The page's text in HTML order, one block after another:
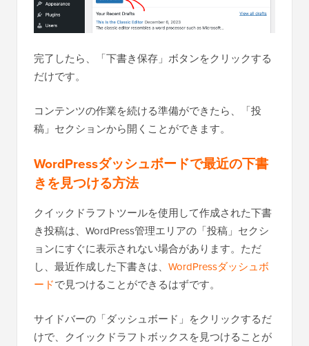
完了したら、「下書き保存」ボタンをクリックする
だけです。
コンテンツの作業を続ける準備ができたら、「投
稿」セクションから開くことができます。
WordPressダッシュボードで最近の下書
きを見つける方法
クイックドラフトツールを使用して作成された下書
き投稿は、WordPress管理エリアの「投稿」セクシ
ョンにすぐに表示されない場合があります。ただ
し、最近作成した下書きは、 WordPressダッシュボ
ードで見つけることができるはずです。
サイドバーの「ダッシュボード」をクリックするだ
けで、クイックドラフトボックスを見つけることが